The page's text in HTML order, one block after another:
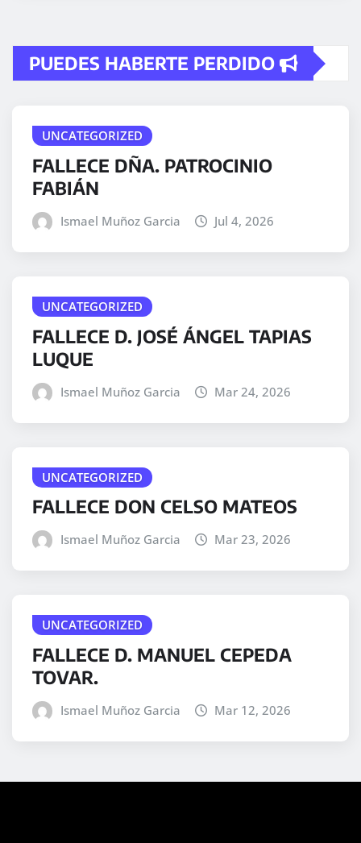
PUEDES HABERTE PERDIDO
UNCATEGORIZED
FALLECE DÑA. PATROCINIO
FABIÁN
Ismael Muñoz Garcia Jul 4, 2026
UNCATEGORIZED
FALLECE D. JOSÉ ÁNGEL TAPIAS
LUQUE
Ismael Muñoz Garcia Mar 24, 2026
UNCATEGORIZED
FALLECE DON CELSO MATEOS
Ismael Muñoz Garcia Mar 23, 2026
UNCATEGORIZED
FALLECE D. MANUEL CEPEDA
TOVAR.
Ismael Muñoz Garcia Mar 12, 2026